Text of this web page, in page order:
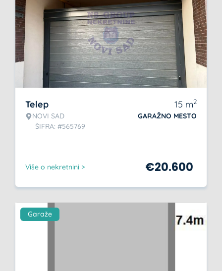
Telep
NOVI SAD
ŠIFRA: #565769
15 m2
GARAŽNO MESTO
Više o nekretnini > €20.600
Garaže